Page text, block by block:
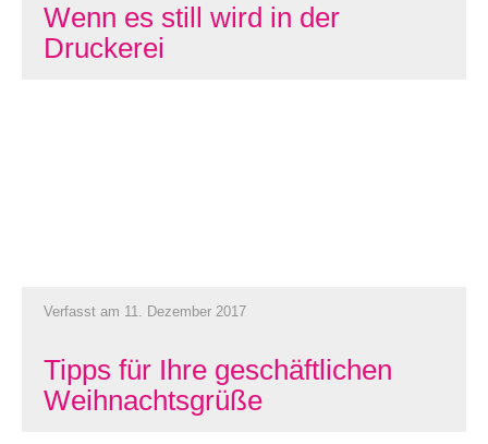
Wenn es still wird in der
Druckerei
Verfasst am 11. Dezember 2017
Tipps für Ihre geschäftlichen
Weihnachtsgrüße